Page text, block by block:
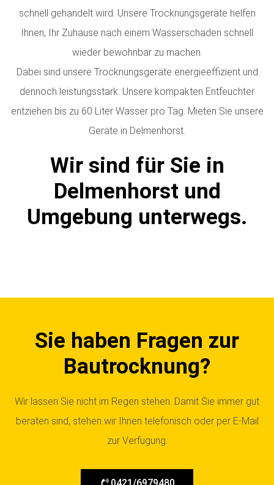
schnell gehandelt wird. Unsere Trocknungsgeräte helfen
Ihnen, Ihr Zuhause nach einem Wasserschaden schnell
wieder bewohnbar zu machen.
Dabei sind unsere Trocknungsgeräte energieeffizient und
dennoch leistungsstark. Unsere kompakten Entfeuchter
entziehen bis zu 60 Liter Wasser pro Tag. Mieten Sie unsere
Geräte in Delmenhorst.
Wir sind für Sie in
Delmenhorst und
Umgebung unterwegs.
Sie haben Fragen zur
Bautrocknung?
Wir lassen Sie nicht im Regen stehen. Damit Sie immer gut
beraten sind, stehen wir Ihnen telefonisch oder per E-Mail
zur Verfügung.
0421/6979480